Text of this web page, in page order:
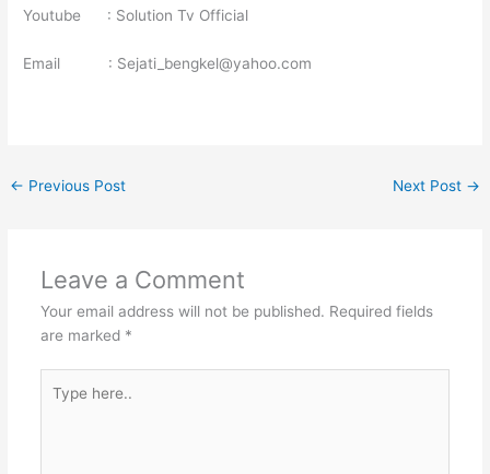
Youtube : Solution Tv Official
Email : Sejati_bengkel@yahoo.com
← Previous Post Next Post →
Leave a Comment
Your email address will not be published. Required fields
are marked *
here..